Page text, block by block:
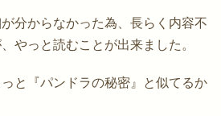
分からなかった為、長らく内容不
やっと読むことが出来ました。
と『パンドラの秘密』と似てるか